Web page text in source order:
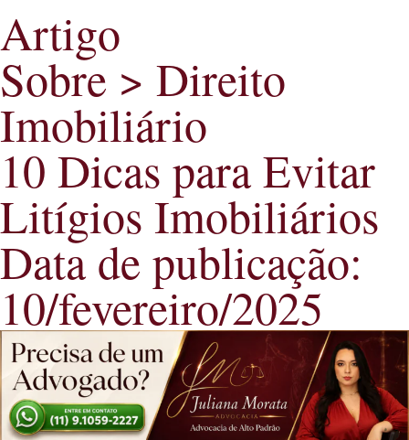
Artigo
Sobre > Direito
Imobiliário
10 Dicas para Evitar
Litígios Imobiliários
Data de publicação:
10/fevereiro/2025